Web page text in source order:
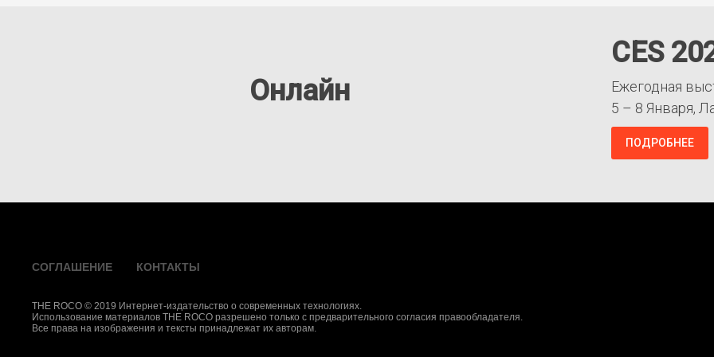
Онлайн
CES
Ежегодная
5 – 8 Января,
ПОДРОБНЕЕ
СОГЛАШЕНИЕ КОНТАКТЫ
THE ROCO © 2019 Интернет-издательство о современных технологиях.
Использование материалов THE ROCO разрешено только с предварительного согласия правообладателя.
Все права на изображения и тексты принадлежат их авторам.